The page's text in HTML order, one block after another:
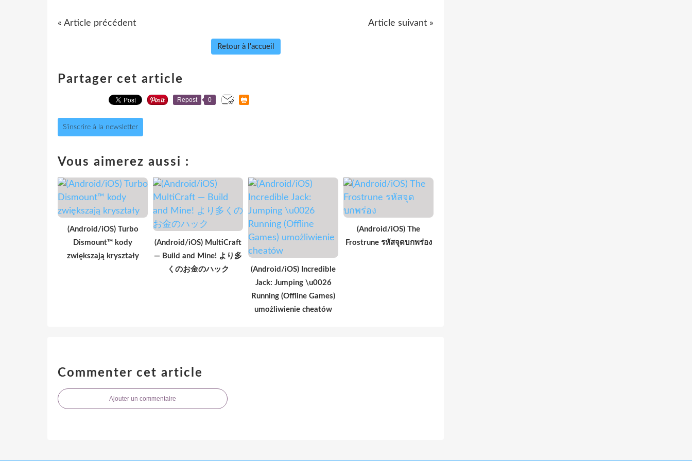
« Article précédent Article suivant »
Retour à l'accueil
Partager cet article
Repost 0
S'inscrire à la newsletter
Vous aimerez aussi :
(Android/iOS) Turbo
Dismount™ kody
zwiększają kryształy
(Android/iOS) MultiCraft
— Build and Mine! より多
くのお金のハック
(Android/iOS) Incredible
Jack: Jumping \u0026
Running (Offline Games)
umożliwienie cheatów
(Android/iOS) The
Frostrune รหัสจุดบกพร่อง
Commenter cet article
Ajouter un commentaire